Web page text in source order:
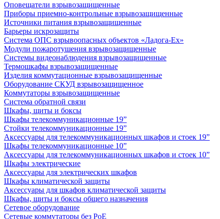
Оповещатели взрывозащищенные
Приборы приемно-контрольные взрывозащищенные
Источники питания взрывозащищенные
Барьеры искрозащиты
Система ОПС взрывоопасных объектов «Ладога-Ex»
Модули пожаротушения взрывозащищенные
Системы видеонаблюдения взрывозащищенные
Термошкафы взрывозащищенные
Изделия коммутационные взрывозащищенные
Оборудование СКУД взрывозащищенное
Коммутаторы взрывозащищенные
Система обратной связи
Шкафы, щиты и боксы
Шкафы телекоммуникационные 19”
Стойки телекоммуникационные 19”
Аксессуары для телекоммуникационных шкафов и стоек 19”
Шкафы телекоммуникационные 10”
Аксессуары для телекоммуникационных шкафов и стоек 10”
Шкафы электрические
Аксессуары для электрических шкафов
Шкафы климатической защиты
Аксессуары для шкафов климатической защиты
Шкафы, щиты и боксы общего назначения
Сетевое оборудование
Сетевые коммутаторы без PoE